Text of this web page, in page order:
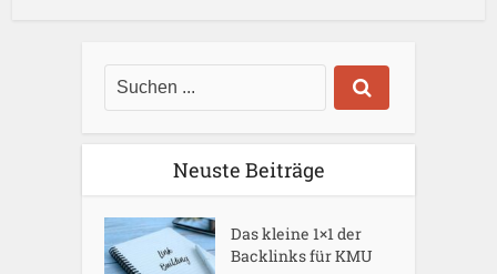
Neuste Beiträge
Das kleine 1×1 der
Backlinks für KMU